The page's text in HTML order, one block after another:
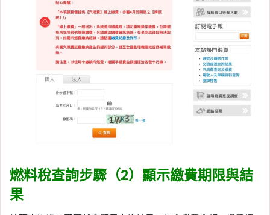
燃料稅查詢步驟（2）顯示繳費期限與結
果